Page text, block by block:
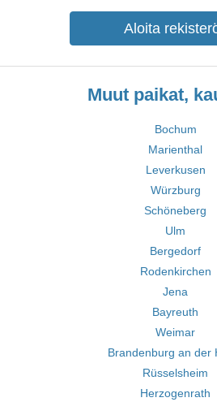
Aloita
Muut paikat,
Bochum
Marienthal
Leverkusen
Würzburg
Schöneberg
Ulm
Bergedorf
Rodenkirchen
Jena
Bayreuth
Weimar
Brandenburg an der
Rüsselsheim
Herzogenrath